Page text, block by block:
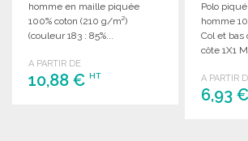
homme en maille piquée
100% coton (210 g/m²)
(couleur 183 : 85%...
A PARTIR DE
10,88 € HT
Polo
homme
Col et bas
côte 1X1
A PARTIR
6,93